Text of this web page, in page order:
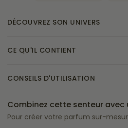
DÉCOUVREZ SON UNIVERS
CE QU'IL CONTIENT
CONSEILS D'UTILISATION
Combinez cette senteur avec
Pour créer votre parfum sur-